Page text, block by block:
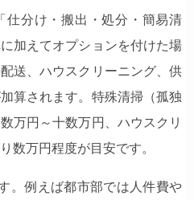
仕分け・搬出・処分・簡易清
加えてオプションを付けた場
送、ハウスクリーニング、供
算されます。特殊清掃（孤独
万円～十数万円、ハウスクリ
数万円程度が目安です。
。例えば都市部では人件費や